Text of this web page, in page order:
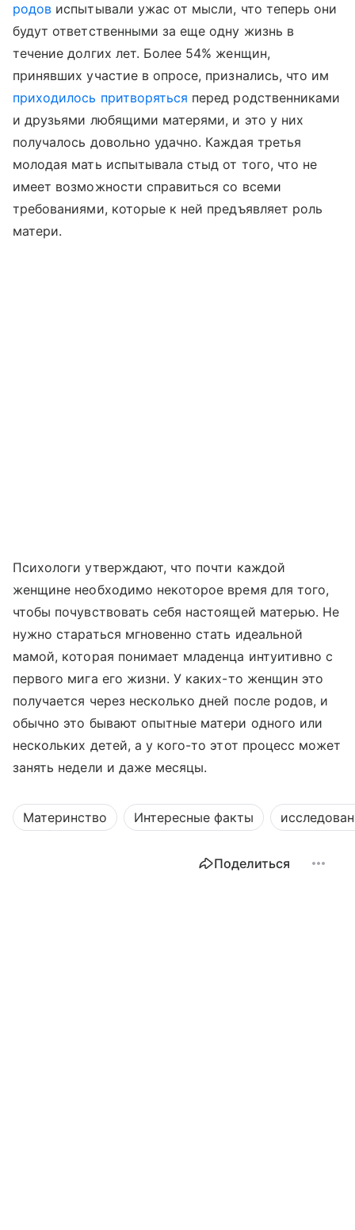
родов испытывали ужас от мысли, что теперь они
будут ответственными за еще одну жизнь в
течение долгих лет. Более 54% женщин,
принявших участие в опросе, признались, что им
приходилось притворяться перед родственниками
и друзьями любящими матерями, и это у них
получалось довольно удачно. Каждая третья
молодая мать испытывала стыд от того, что не
имеет возможности справиться со всеми
требованиями, которые к ней предъявляет роль
матери.
Психологи утверждают, что почти каждой
женщине необходимо некоторое время для того,
чтобы почувствовать себя настоящей матерью. Не
нужно стараться мгновенно стать идеальной
мамой, которая понимает младенца интуитивно с
первого мига его жизни. У каких-то женщин это
получается через несколько дней после родов, и
обычно это бывают опытные матери одного или
нескольких детей, а у кого-то этот процесс может
занять недели и даже месяцы.
Материнство Интересные факты
Поделиться